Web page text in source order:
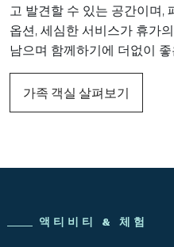
고 발견할 수 있는 공간이며,
옵션, 세심한 서비스가 휴가
남으며 함께하기에 더없이
가족 객실 살펴보기
액티비티 & 체험